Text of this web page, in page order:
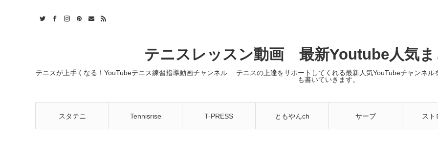
テニスレッスン動画 最新Youtube人気ま
テニスが上手くなる！YouTubeテニス練習指導動画チャンネル テニスの上達をサポートしてくれる最新人気YouTubeチャンネ
も書いていきます。
スタテニ Tennisrise T-PRESS ともやんch サーブ スト